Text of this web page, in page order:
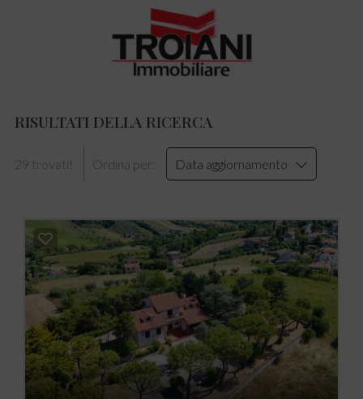
RISULTATI DELLA RICERCA
29 trovati! Ordina per: Data aggiornamento